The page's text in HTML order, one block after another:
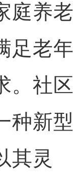
庭养老
足老年
。社区
种新型
其灵